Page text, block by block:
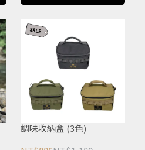
調味收納盒 (3色)